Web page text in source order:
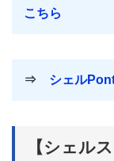
こちら
⇒ シェル
【シェル